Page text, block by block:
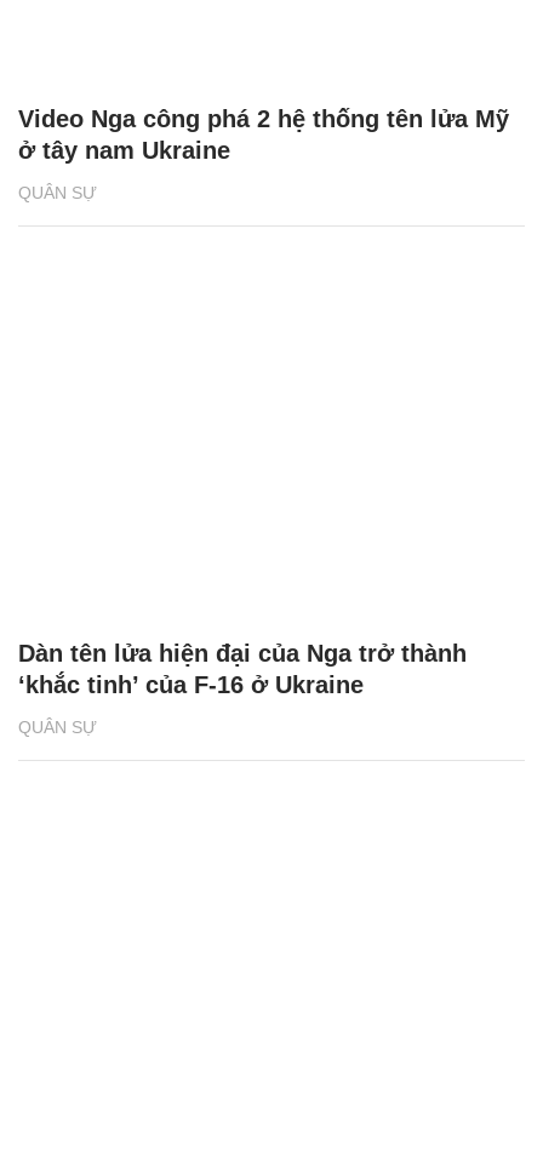
QUÂN SỰ
Video Nga công phá 2 hệ thống tên lửa Mỹ
ở tây nam Ukraine
QUÂN SỰ
Dàn tên lửa hiện đại của Nga trở thành
‘khắc tinh’ của F-16 ở Ukraine